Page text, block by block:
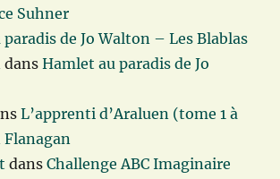
Suhner
de Jo Walton – Les Blablas
dansHamlet au paradis de Jo
L’apprenti d’Araluen (tome 1 à
Flanagan
dansChallenge ABC Imaginaire